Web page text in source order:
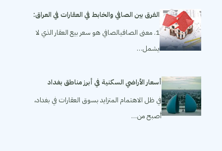
الفرق بين الصافي والخابط في العقارات في العراق:
1. معنى الصافيالصافي هو سعر بيع العقار الذي لا
يشمل…
أسعار الأراضي السكنية في أبرز مناطق بغداد
في ظل الاهتمام المتزايد بسوق العقارات في بغداد،
أصبح من…